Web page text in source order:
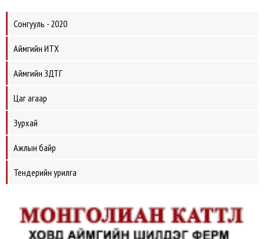
Сонгууль - 2020
Аймгийн ИТХ
Аймгийн ЗДТГ
Цаг агаар
Зурхай
Ажлын байр
Тендерийн урилга